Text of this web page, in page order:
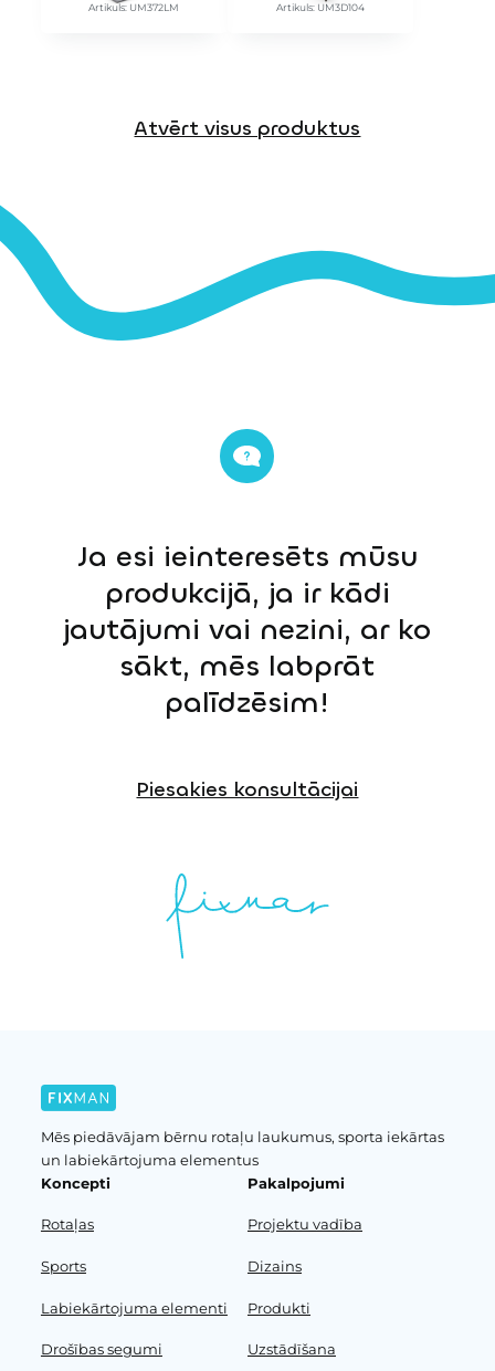
Artikuls: UM372LM Artikuls: UM3D104
Atvērt visus produktus
Ja esi ieinteresēts mūsu
produkcijā, ja ir kādi
jautājumi vai nezini, ar ko
sākt, mēs labprāt
palīdzēsim!
Piesakies konsultācijai
Mēs piedāvājam bērnu rotaļu laukumus, sporta iekārtas
un labiekārtojuma elementus
Koncepti
Rotaļas
Sports
Labiekārtojuma elementi
Drošības segumi
Pakalpojumi
Projektu vadība
Dizains
Produkti
Uzstādīšana